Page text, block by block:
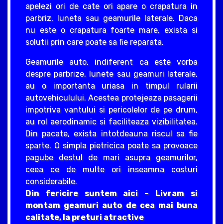
apelezi ori de cate ori apare o crapatura in
parbriz, luneta sau geamurile laterale. Daca
nu este o crapatura foarte mare, exista si
solutii prin care poate sa fie reparata.
Geamurile auto, indiferent ca este vorba
despre parbrize, lunete sau geamuri laterale,
au o importanta uriasa in timpul rularii
autovehiculului. Acestea protejeaza pasagerii
impotriva vantului si pericolelor de pe drum,
au rol aerodinamic si faciliteaza vizibilitatea.
Din pacate, exista intotdeauna riscul sa fie
sparte. O simpla pietricica poate sa provoace
pagube destul de mari asupra geamurilor,
ceea ce de multe ori inseamna costuri
considerabile.
Din fericire suntem aici – Livram si
montam geamuri auto de cea mai buna
calitate, la preturi atractive